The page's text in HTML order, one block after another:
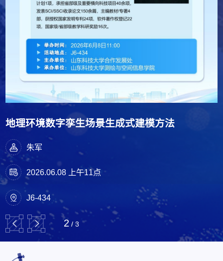
可信时空预测
邓敏
2026.06.08 上午10点10分
J6-434
地理环境数字孪生场景生成式建模方法
朱军
2026.06.08 上午11点
J6-434
空地协同的无人感知系统与场景点云智能处理
刘春
2026.06.08 上午8点30
J6-434
2 /3